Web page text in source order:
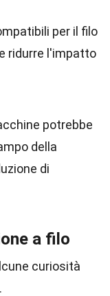
per il filo
ridurre l'impatto
potrebbe
della
di
a filo
curiosità